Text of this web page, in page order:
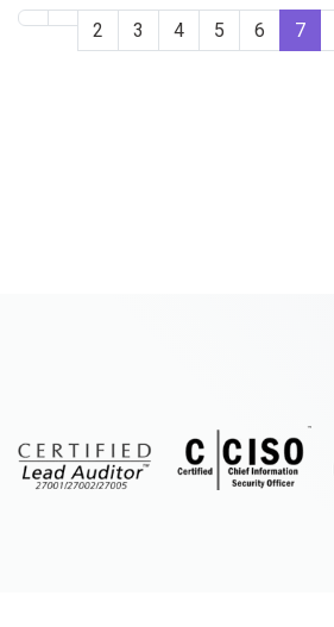
2 3 4 5 6 7